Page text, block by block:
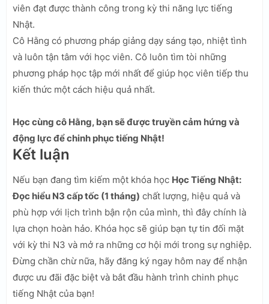
viên đạt được thành công trong kỳ thi năng lực tiếng
Nhật.
Cô Hằng có phương pháp giảng dạy sáng tạo, nhiệt tình
và luôn tận tâm với học viên. Cô luôn tìm tòi những
phương pháp học tập mới nhất để giúp học viên tiếp thu
kiến thức một cách hiệu quả nhất.
Học cùng cô Hằng, bạn sẽ được truyền cảm hứng và
động lực để chinh phục tiếng Nhật!
Kết luận
Nếu bạn đang tìm kiếm một khóa học Học Tiếng Nhật:
Đọc hiểu N3 cấp tốc (1 tháng) chất lượng, hiệu quả và
phù hợp với lịch trình bận rộn của mình, thì đây chính là
lựa chọn hoàn hảo. Khóa học sẽ giúp bạn tự tin đối mặt
với kỳ thi N3 và mở ra những cơ hội mới trong sự nghiệp.
Đừng chần chừ nữa, hãy đăng ký ngay hôm nay để nhận
được ưu đãi đặc biệt và bắt đầu hành trình chinh phục
tiếng Nhật của bạn!